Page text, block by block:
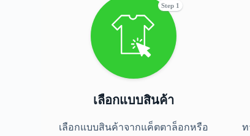
เลือกแบบสินค้า
เลือกแบบสินค้าจากแค็ตตาล็อกหรือ
Step 1
ท